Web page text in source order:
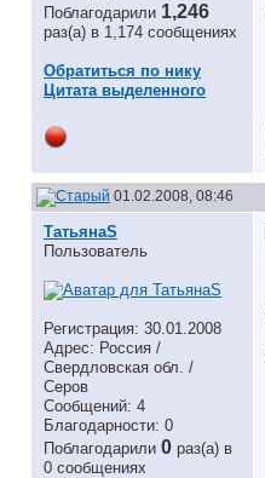
Поблагодарили 1,246
раз(а) в 1,174 сообщениях
Обратиться по нику
Цитата выделенного
01.02.2008, 08:46
ТатьянаS
Пользователь
Регистрация: 30.01.2008
Адрес: Россия /
Свердловская обл. /
Серов
Сообщений: 4
Благодарности: 0
Поблагодарили 0 раз(а) в
0 сообщениях